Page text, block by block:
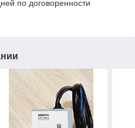
по договоренности